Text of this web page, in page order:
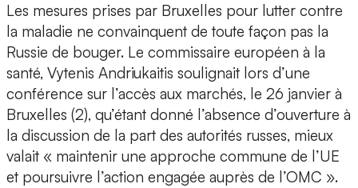
Les mesures prises par Bruxelles pour lutter contre
la maladie ne convainquent de toute façon pas la
Russie de bouger. Le commissaire européen à la
santé, Vytenis Andriukaitis soulignait lors d’une
conférence sur l’accès aux marchés, le 26 janvier à
Bruxelles (2), qu’étant donné l’absence d’ouverture à
la discussion de la part des autorités russes, mieux
valait « maintenir une approche commune de l’UE
et poursuivre l’action engagée auprès de l’OMC ».